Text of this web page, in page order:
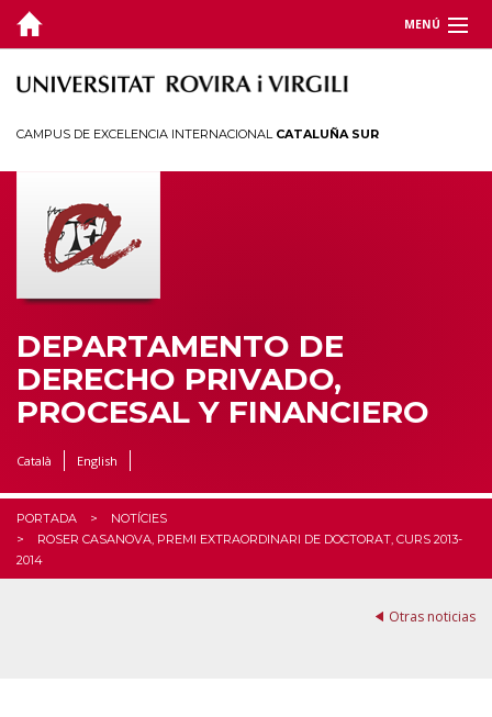
MENÚ
DEPARTAMENTO
INVESTIGACIÓN
JORNADAS Y CONGRESOS
TERRITORIO
CAMPUS DE EXCELENCIA INTERNACIONAL CATALUÑA SUR
DEPARTAMENTO DE
DERECHO PRIVADO,
PROCESAL Y FINANCIERO
Català English
PORTADA
NOTÍCIES
ROSER CASANOVA, PREMI EXTRAORDINARI DE DOCTORAT, CURS 2013-
2014
Otras noticias